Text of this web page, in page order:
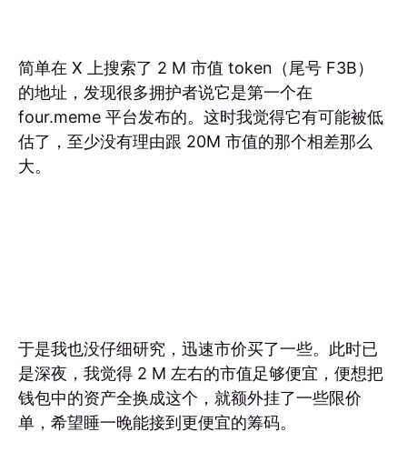
简单在 X 上搜索了 2 M 市值 token（尾号 F3B）
的地址，发现很多拥护者说它是第一个在
four.meme 平台发布的。这时我觉得它有可能被低
估了，至少没有理由跟 20M 市值的那个相差那么
大。
于是我也没仔细研究，迅速市价买了一些。此时已
是深夜，我觉得 2 M 左右的市值足够便宜，便想把
钱包中的资产全换成这个，就额外挂了一些限价
单，希望睡一晚能接到更便宜的筹码。